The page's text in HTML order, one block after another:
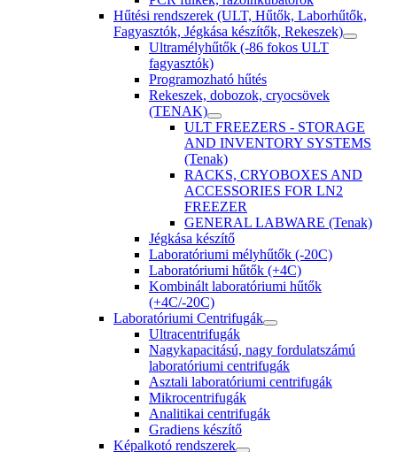
Hűtési rendszerek (ULT, Hűtők, Laborhűtők,
Fagyasztók, Jégkása készítők, Rekeszek)
Ultramélyhűtők (-86 fokos ULT
fagyasztók)
Programozható hűtés
Rekeszek, dobozok, cryocsövek
(TENAK)
ULT FREEZERS - STORAGE
AND INVENTORY SYSTEMS
(Tenak)
RACKS, CRYOBOXES AND
ACCESSORIES FOR LN2
FREEZER
GENERAL LABWARE (Tenak)
Jégkása készítő
Laboratóriumi mélyhűtők (-20C)
Laboratóriumi hűtők (+4C)
Kombinált laboratóriumi hűtők
(+4C/-20C)
Laboratóriumi Centrifugák
Ultracentrifugák
Nagykapacitású, nagy fordulatszámú
laboratóriumi centrifugák
Asztali laboratóriumi centrifugák
Mikrocentrifugák
Analitikai centrifugák
Gradiens készítő
Képalkotó rendszerek